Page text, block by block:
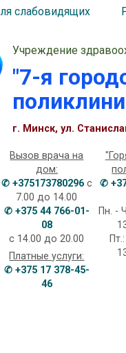
слабовидящих
Учреждение
"7-я
г. Минск, ул.
Вызов врача на
дом:
✆ +375173780296с
7.00 до 14.00
✆ +375 44 766-01-
08
с 14.00 до 20.00
Платные услуги:
✆ +375 17 378-45-
46
✆
Пн. -